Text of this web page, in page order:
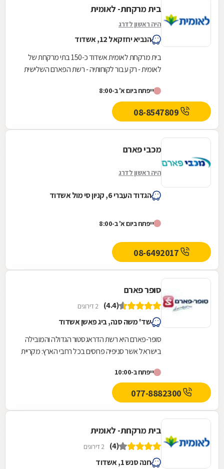
בית מרקחת- לאומית
היה ראשון לדרג
הנביא יחזקאל 12, אשדוד
בית מרקחת לאומית אשדוד כ-150 בתי מרקחת של
לאומית - רק עבור לקוחותיה - רשת הפארם השלישית
ייפתח ביום א' ב-8:00
מכבי פארם
היה ראשון לדרג
הגדוד העברי 6, קניון סי מול אשדוד
ייפתח ביום א' ב-8:00
סופר פארם
(4.4) 2 דירוגים
שד' משה סנה, ביג פאשן אשדוד
סופר-פארם היא רשת הדראגסטור הגדולה והמובילה
בישראל אשר סניפיה פרוסים בכל רחבי הארץ: מקריית
ייפתח ב-10:00
בית מרקחת- לאומית
(4) 2 דירוגים
חנה סנש 1, אשדוד